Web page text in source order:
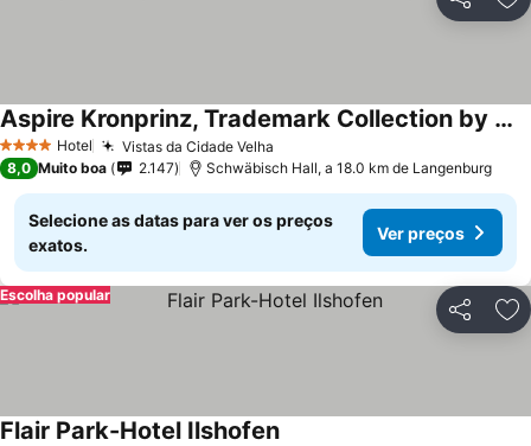
Partilhar
4 EstrelasHotel Vistas da Cidade Velha
Aspire Kronprinz, Trademark Collection by Wyndham
8,0 Muito boa 2.147 Schwäbisch Hall, a 18.0 km de Langenburg
Selecione as datas para ver os preços
exatos.
Ver preços
Partilhar
Escolha popular
Flair Park-Hotel Ilshofen